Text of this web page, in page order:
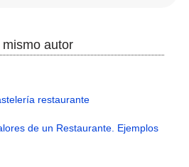
autor
restaurante
de un Restaurante. Ejemplos